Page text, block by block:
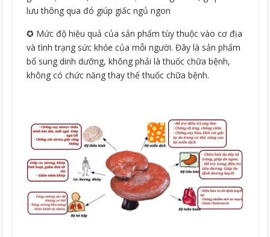
lưu thông qua đó giúp giấc ngủ ngon
✪ Mức độ hiệu quả của sản phẩm tùy thuộc vào cơ địa
và tình trạng sức khỏe của mỗi người. Đây là sản phẩm
bổ sung dinh dưỡng, không phải là thuốc chữa bệnh,
không có chức năng thay thế thuốc chữa bệnh.